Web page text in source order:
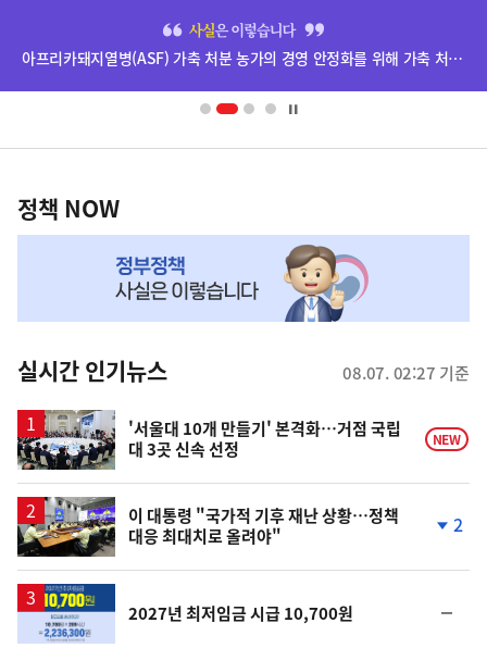
단
영
아프리카돼지열병(ASF) 가축 처분 농가의 경영 안정화를 위해 가축 처분 보상금을 신속하게 지급하겠습니다.
책
NOW,
뉴
스
정책 NOW
실시간 인기뉴스 08.07. 02:27 기준
'서울대 10개 만들기' 본격화…거점 국립
대 3곳 신속 선정
NEW
이 대통령 "국가적 기후 재난 상황…정책
대응 최대치로 올려야"
하
2
2027년 최저임금 시급 10,700원